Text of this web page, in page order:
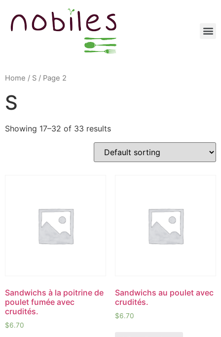
Home / S / Page 2
S
Showing 17–32 of 33 results
Sandwichs à la poitrine de
poulet fumée avec
crudités.
$6.70
Sandwichs au poulet avec
crudités.
$6.70